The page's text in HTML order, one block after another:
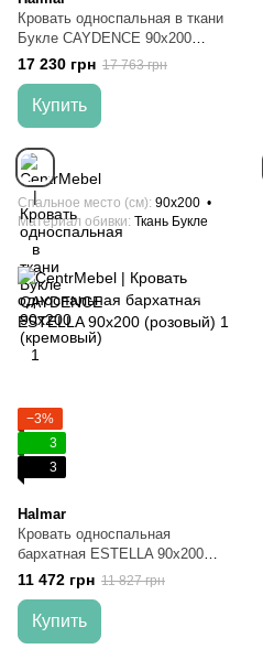
Кровать односпальная в ткани
Букле CAYDENCE 90x200
(кремовый)
17 230 грн 17 763 грн
Купить
Спальное место (см) 90x200
Материал обивки Ткань Букле
−3%
3
3
Halmar
Кровать односпальная
бархатная ESTELLA 90x200
(розовый)
11 472 грн 11 827 грн
Купить